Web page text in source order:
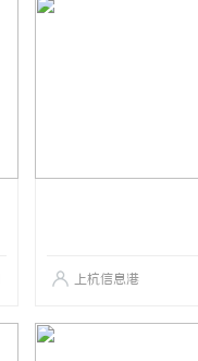
上杭信息港